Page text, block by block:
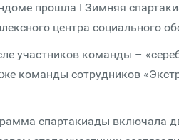
прошла I Зимняя
центра социального
участников команды –
команды сотрудников
спартакиады включала